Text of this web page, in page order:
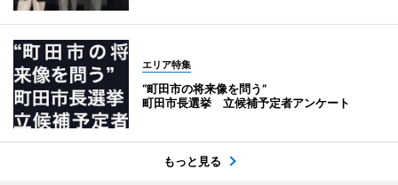
エリア特集
“町田市の将来像を問う”
町田市長選挙 立候補予定者アンケート
もっと見る